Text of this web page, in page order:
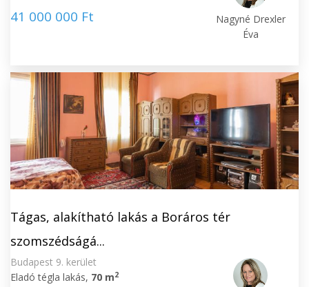
41 000 000 Ft
Nagyné Drexler
Éva
Tágas, alakítható lakás a Boráros tér
szomszédságá...
Budapest 9. kerület
Eladó tégla lakás, 70 m2